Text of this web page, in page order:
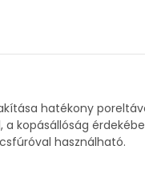
hatékony
a kopásállóság
használható.